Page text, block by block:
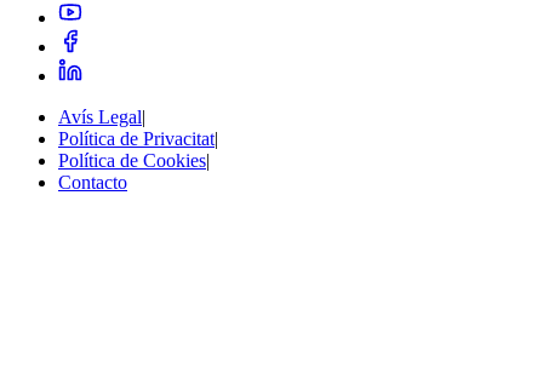
Avís Legal|
Política de Privacitat|
Política de Cookies|
Contacto